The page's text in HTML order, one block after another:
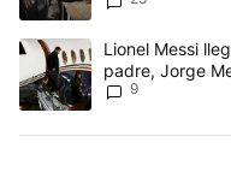
Un artículo de tendencia
Lionel Messi
padre, Jorge
9